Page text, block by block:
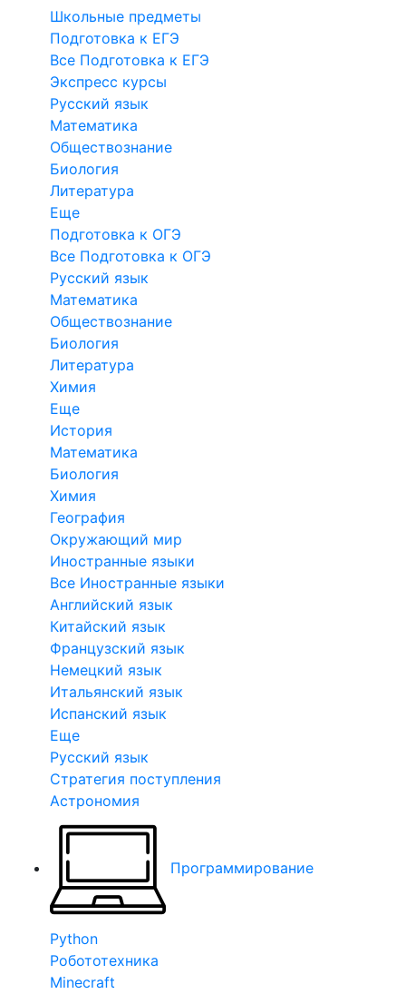
Школьные предметы
Подготовка к ЕГЭ
Все Подготовка к ЕГЭ
Экспресс курсы
Русский язык
Математика
Обществознание
Биология
Литература
Еще
Подготовка к ОГЭ
Все Подготовка к ОГЭ
Русский язык
Математика
Обществознание
Биология
Литература
Химия
Еще
История
Математика
Биология
Химия
География
Окружающий мир
Иностранные языки
Все Иностранные языки
Английский язык
Китайский язык
Французский язык
Немецкий язык
Итальянский язык
Испанский язык
Еще
Русский язык
Стратегия поступления
Астрономия
Программирование
Python
Робототехника
Minecraft